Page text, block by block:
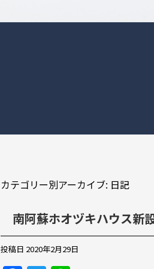
カテゴリー別アーカイブ: 日記
南阿蘇ホオヅキハウス新
投稿日 2020年2月29日